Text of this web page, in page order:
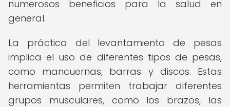
numerosos beneficios para la salud en
general.
La práctica del levantamiento de pesas
implica el uso de diferentes tipos de pesas,
como mancuernas, barras y discos. Estas
herramientas permiten trabajar diferentes
grupos musculares, como los brazos, las